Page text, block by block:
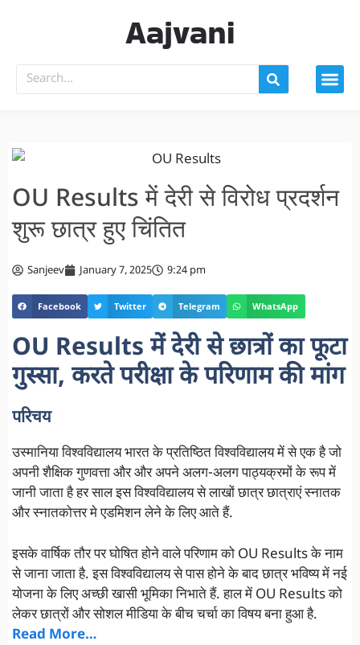
Aajvani
OU Results में देरी से विरोध प्रदर्शन
शुरू छात्र हुए चिंतित
Sanjeev January 7, 2025 9:24 pm
Facebook Twitter Telegram WhatsApp
OU Results में देरी से छात्रों का फूटा
गुस्सा, करते परीक्षा के परिणाम की मांग
परिचय
उस्मानिया विश्वविद्यालय भारत के प्रतिष्ठित विश्वविद्यालय में से एक है जो
अपनी शैक्षिक गुणवत्ता और और अपने अलग-अलग पाठ्यक्रमों के रूप में
जानी जाता है हर साल इस विश्वविद्यालय से लाखों छात्र छात्राएं स्नातक
और स्नातकोत्तर मे एडमिशन लेने के लिए आते हैं.
इसके वार्षिक तौर पर घोषित होने वाले परिणाम को OU Results के नाम
से जाना जाता है. इस विश्वविद्यालय से पास होने के बाद छात्र भविष्य में नई
योजना के लिए अच्छी खासी भूमिका निभाते हैं. हाल में OU Results को
लेकर छात्रों और सोशल मीडिया के बीच चर्चा का विषय बना हुआ है.
Read More…